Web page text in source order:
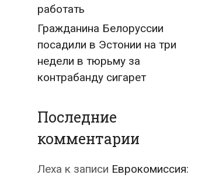
работать
Гражданина Белоруссии
посадили в Эстонии на три
недели в тюрьму за
контрабанду сигарет
Последние
комментарии
Леха к записи Еврокомиссия: